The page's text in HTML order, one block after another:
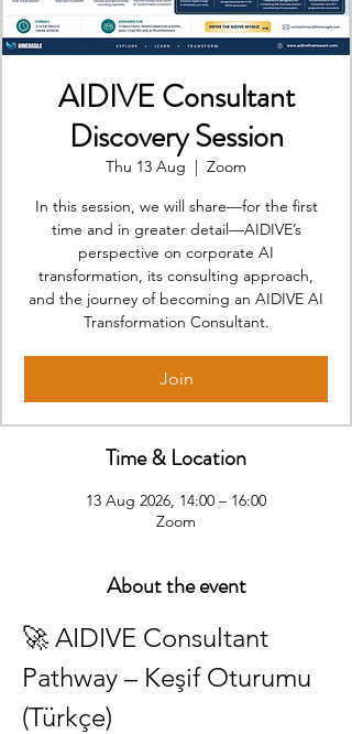
AIDIVE Consultant
Discovery Session
Thu 13 Aug
  |
Zoom
In this session, we will share—for the first
time and in greater detail—AIDIVE’s
perspective on corporate AI
transformation, its consulting approach,
and the journey of becoming an AIDIVE AI
Transformation Consultant.
Join
Time & Location
13 Aug 2026, 14:00 – 16:00
Zoom
About the event
🚀 AIDIVE Consultant
Pathway – Keşif Oturumu
(Türkçe)